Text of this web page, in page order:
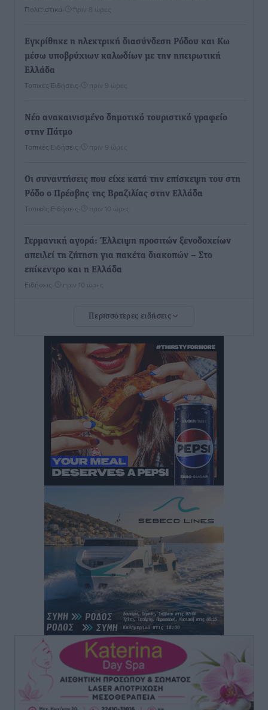
Πολιτιστικά πριν 8 ώρες
Εγκρίθηκε η ηλεκτρική διασύνδεση Ρόδου και Κω
μέσω υποβρύχιων καλωδίων με την ηπειρωτική
Ελλάδα
Τοπικές Ειδήσεις πριν 9 ώρες
Νέο ανακαινισμένο δημοτικό τουριστικό γραφείο
στην Πάτμο
Τοπικές Ειδήσεις πριν 9 ώρες
Οι συναντήσεις που είχε κατά την επίσκεψη του στη
Ρόδο ο Πρέσβης της Βραζιλίας στην Ελλάδα
Τοπικές Ειδήσεις πριν 10 ώρες
Γερμανική αγορά: Έλλειψη προσιτών ξενοδοχείων
απειλεί τη ζήτηση για πακέτα διακοπών – Στο
επίκεντρο και η Ελλάδα
Ειδήσεις πριν 10 ώρες
Νέο ξενοδοχείο στη Ρόδο για την H Hotels –
στην Κω
Τοπικές Ειδήσεις πριν 10 ώρες
Αυτοκίνητο μπήκε παράνομα σε μονόδρομο στο
Μαστιχάρι – Αναποδογύρισε όχημα με μητέρα και
5χρονο παιδί
Τοπικές Ειδήσεις• πριν 10 ώρες
“Η Ευρώπη αντιμετώπιζε το προσφυγικό σαν ταινία
τρόμου” – Η συγκλονιστική μαρτυρία της Χαρούλας
Γιασιράνη στον RV για τα γεγονότα που οδήγησαν στο
Σύμφωνο της Λέρου
Τοπικές Ειδήσεις • πριν 11 ώρες
Συναυλία με τον Γιάννη Κότσιρα στις 21 Αυγούστου
Πολιτιστικά• πριν 11 ώρες
Έκτακτη συνεδρίαση της Δημοτικής Επιτροπής Ρόδου
αύριο Παρασκευή 7 Αυγούστου
Τοπικές Ειδήσεις• πριν 11 ώρες
ΑΕΡΑ: Δεν σταματάει να ενισχύεται, νέο απόκτημα ο
Μητρόπουλος
Αθλητικά πριν 11 ώρες
Περισσότερες ειδήσεις